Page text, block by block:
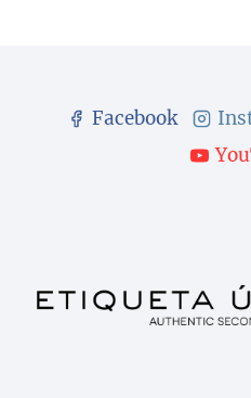
Facebook